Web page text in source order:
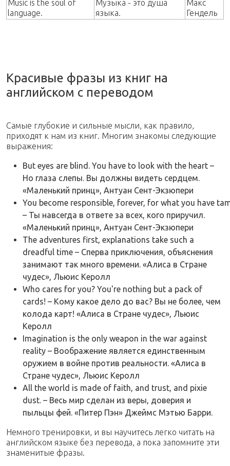
Music is the soul of
language.
Музыка - это душа
языка.
Макс
Гендель
Красивые фразы из книг на
английском с переводом
Самые глубокие и сильные мысли, как правило,
приходят к нам из книг. Многим знакомы следующие
выражения:
But eyes are blind. You have to look with the heart –
Но глаза слепы. Вы должны видеть сердцем.
«Маленький принц», Антуан Сент-Экзюпери
You become responsible, forever, for what you have
– Ты навсегда в ответе за всех, кого приручил.
«Маленький принц», Антуан Сент-Экзюпери
The adventures first, explanations take such a
dreadful time – Сперва приключения, объяснения
занимают так много времени. «Алиса в Стране
чудес», Льюис Керолл
Who cares for you? You're nothing but a pack of
cards! – Кому какое дело до вас? Вы не более, чем
колода карт! «Алиса в Стране чудес», Льюис
Керолл
Imagination is the only weapon in the war against
reality – Воображение является единственным
оружием в войне против реальности. «Алиса в
Стране чудес», Льюис Керолл
All the world is made of faith, and trust, and pixie
dust. – Весь мир сделан из веры, доверия и
пыльцы фей. «Питер Пэн» Джеймс Мэтью Барри.
Немного тренировки, и вы научитесь легко читать на
английском языке без перевода, а пока запомните эти
знаменитые фразы.